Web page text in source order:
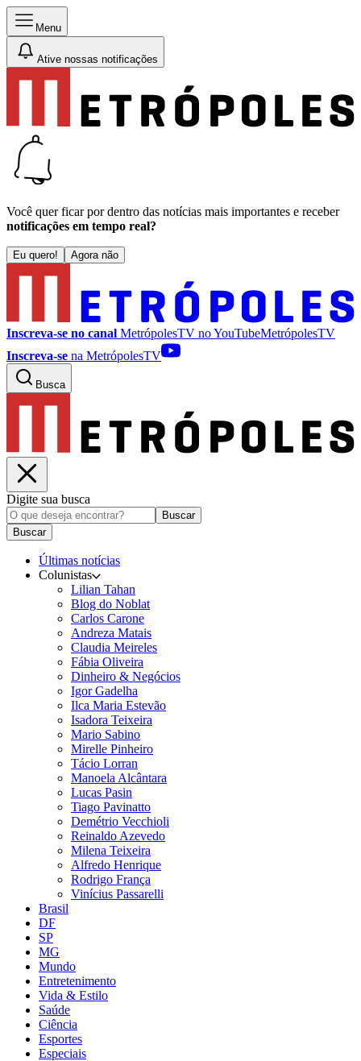
Menu
Ative nossas notificações
Você quer ficar por dentro das notícias mais importantes e receber
notificações em tempo real?
Eu quero! Agora não
Inscreva-se no canal MetrópolesTV noYouTubeMetrópolesTV
Inscreva-se na MetrópolesTV
Busca
Digite sua busca
Buscar
Buscar
Últimas notícias
Colunistas
Lilian Tahan
Blog do Noblat
Carlos Carone
Andreza Matais
Claudia Meireles
Fábia Oliveira
Dinheiro & Negócios
Igor Gadelha
Ilca Maria Estevão
Isadora Teixeira
Mario Sabino
Mirelle Pinheiro
Tácio Lorran
Manoela Alcântara
Lucas Pasin
Tiago Pavinatto
Demétrio Vecchioli
Reinaldo Azevedo
Milena Teixeira
Alfredo Henrique
Rodrigo França
Vinícius Passarelli
Brasil
DF
SP
MG
Mundo
Entretenimento
Vida & Estilo
Saúde
Ciência
Esportes
Especiais